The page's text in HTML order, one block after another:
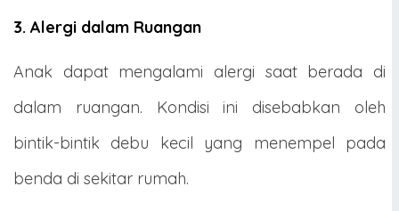
3. Alergi dalam Ruangan
Anak dapat mengalami alergi saat berada di
dalam ruangan. Kondisi ini disebabkan oleh
bintik-bintik debu kecil yang menempel pada
benda di sekitar rumah.